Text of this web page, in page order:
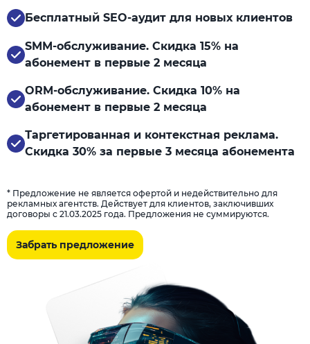
Бесплатный SEO-аудит для новых клиентов
SMM-обслуживание. Скидка 15% на
абонемент в первые 2 месяца
ORM-обслуживание. Скидка 10% на
абонемент в первые 2 месяца
Таргетированная и контекстная реклама.
Скидка 30% за первые 3 месяца абонемента
* Предложение не является офертой и недействительно для
рекламных агентств. Действует для клиентов, заключивших
договоры с 21.03.2025 года. Предложения не суммируются.
Забрать предложение